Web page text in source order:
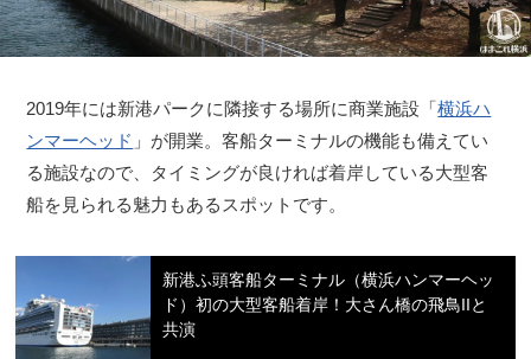
2019年には新港パークに隣接する場所に商業施設「横浜ハ
ンマーヘッド 」が開業。客船ターミナルの機能も備えてい
る施設なので、タイミングが良ければ着岸している大型客
船を見られる魅力もあるスポットです。
新港ふ頭客船ターミナル（横浜ハンマーヘッ
ド）初の大型客船着岸！大さん橋の飛鳥IIと
共演